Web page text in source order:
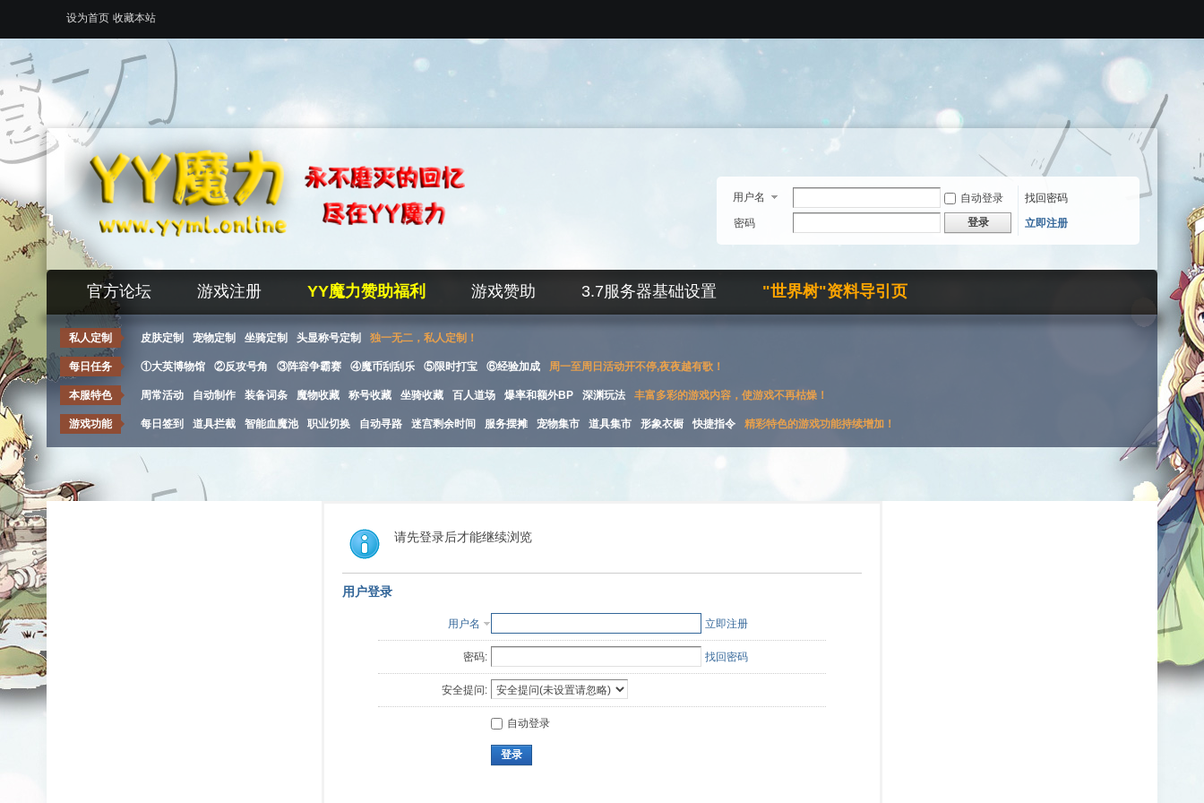
设为首页 收藏本站
用户名 自动登录
找回密码
密码
登录 立即注册
官方论坛 游戏注册 YY魔力赞助福利 游戏赞助 3.7服务器基础设置 "世界树"资料导引页
私人定制 皮肤定制 宠物定制 坐骑定制 头显称号定制 独一无二，私人定制！
每日任务 ①大英博物馆 ②反攻号角 ③阵容争霸赛 ④魔币刮刮乐 ⑤限时打宝 ⑥经验加成 周一至周日活动开不停,夜夜越有歌！
本服特色 周常活动 自动制作 装备词条 魔物收藏 称号收藏 坐骑收藏 百人道场 爆率和额外BP 深渊玩法 丰富多彩的游戏内容，使游戏不再枯燥！
游戏功能 每日签到 道具拦截 智能血魔池 职业切换 自动寻路 迷宫剩余时间 服务摆摊 宠物集市 道具集市 形象衣橱 快捷指令 精彩特色的游戏功能持续增加！
请先登录后才能继续浏览
用户登录
用户名 立即注册
密码: 找回密码
安全提问:
自动登录
登录